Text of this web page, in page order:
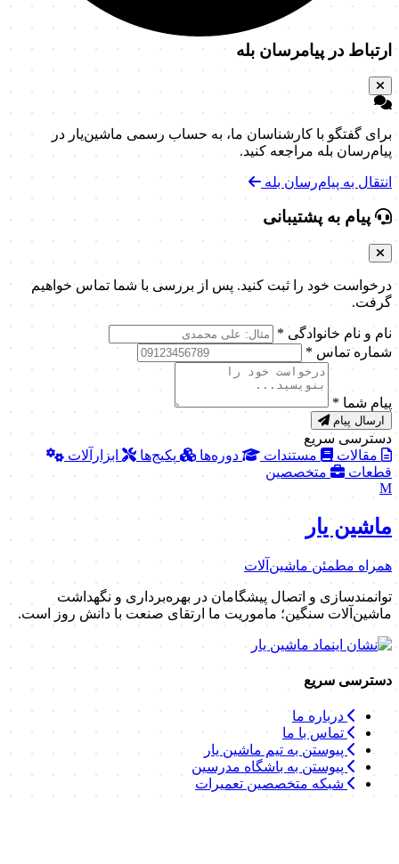
ارتباط در پیامرسان بله
برای گفتگو با کارشناسان ما، به حساب رسمی ماشین‌یار در
پیام‌رسان بله مراجعه کنید.
انتقال به پیام‌رسان بله
پیام به پشتیبانی
درخواست خود را ثبت کنید. پس از بررسی با شما تماس خواهیم
گرفت.
نام و نام خانوادگی *
شماره تماس *
پیام شما *
ارسال پیام
دسترسی سریع
مقالات
مستندات دوره‌ها پکیج‌ها
ابزارآلات
قطعات
متخصصین
M
ماشین یار
همراه مطمئن ماشین‌آلات
توانمندسازی و اتصال پیشگامان در بهره‌برداری و نگهداشت
ماشین‌آلات سنگین؛ ماموریت ما ارتقای صنعت با دانش روز است.
دسترسی سریع
درباره ما
تماس با ما
پیوستن به تیم ماشین یار
پیوستن به باشگاه مدرسین
شبکه متخصصین تعمیرات